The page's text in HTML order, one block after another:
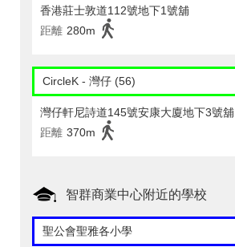
香港莊士敦道112號地下1號舖
距離 280m
CircleK - 灣仔 (56)
灣仔軒尼詩道145號安康大廈地下3號舖
距離 370m
智群商業中心附近的學校
聖公會聖雅各小學